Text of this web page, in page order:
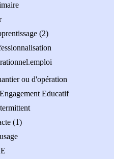
(2)
ou d'opération
Educatif
(1)